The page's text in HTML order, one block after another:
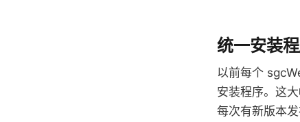
统一安装
以前每个
安装程序。这
每次有新版本